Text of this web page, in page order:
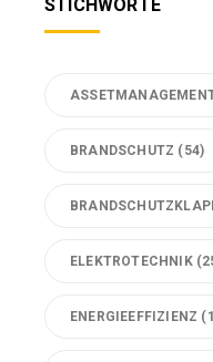
STICHWORTE
BRANDSCHUTZ (54)
ELEKTROTECHNIK
ENERGIEEFFIZIENZ